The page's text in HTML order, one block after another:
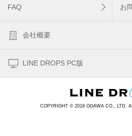
FAQ お
会社概要
LINE DROPS PC版
COPYRIGHT © 2018 OGAWA CO., LTD.